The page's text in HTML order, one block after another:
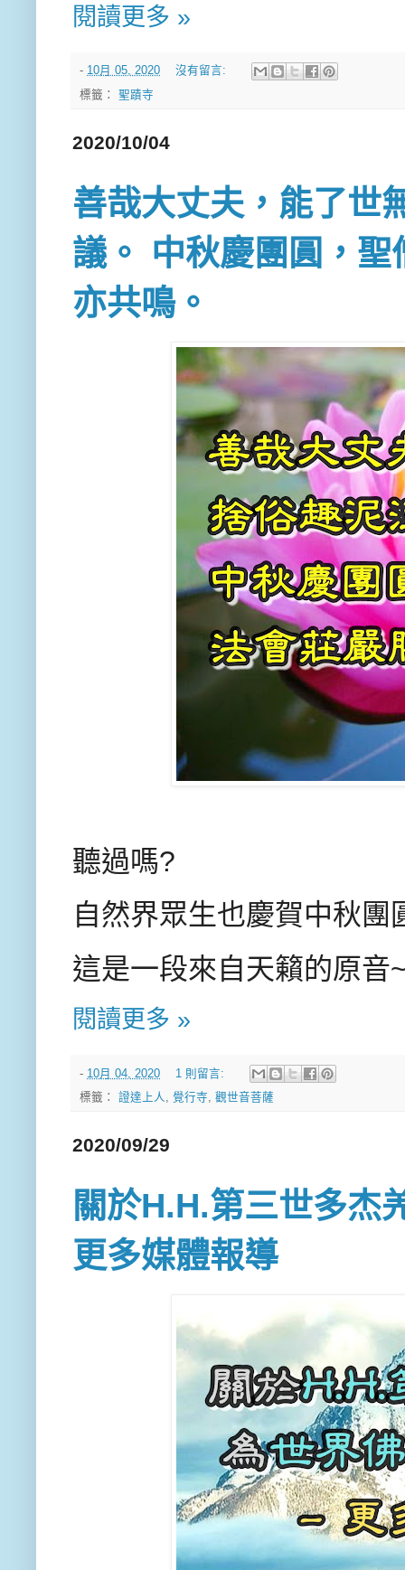
閱讀更多 »
- 10月 05, 2020
沒有留言:
標籤： 聖蹟寺
2020/10/04
善哉大丈夫，能了世
議。 中秋慶團圓，
亦共鳴。
聽過嗎?
自然界眾生也慶賀中秋團
這是一段來自天籟的原音
閱讀更多 »
- 10月 04, 2020
1 則留言:
標籤： 證達上人, 覺行寺, 觀世音菩薩
2020/09/29
關於H.H.第三世多杰
更多媒體報導